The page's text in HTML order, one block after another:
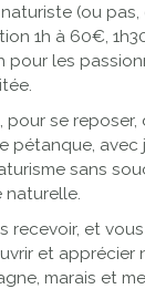
(ou
1h à 60€,
pour les
pour se reposer,
pétanque, avec
sans
naturelle.
recevoir, et
et apprécier
marais et